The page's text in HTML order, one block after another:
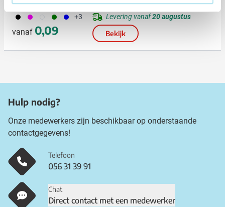
001 046 002 004 005 +3
vanaf 0,09
Bedrukken vanaf 100 stuks
Levering vanaf20 augustus
Bekijk
Hulp nodig?
Onze medewerkers zijn beschikbaar op onderstaande
contactgegevens!
Telefoon
056 31 39 91
Chat
Direct contact met een medewerker